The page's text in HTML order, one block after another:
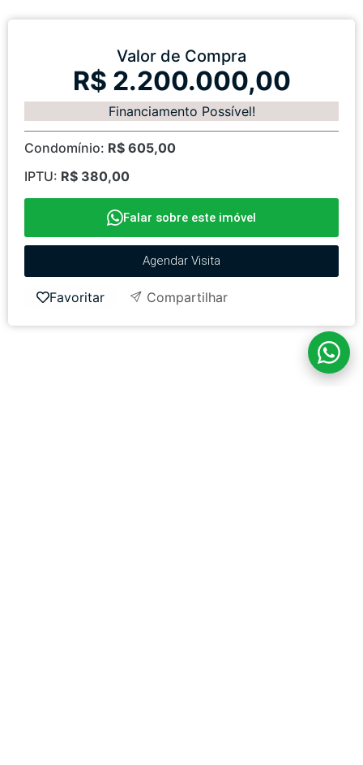
Valor de Compra
R$ 2.200.000,00
Financiamento Possível!
Condomínio: R$ 605,00
IPTU: R$ 380,00
Falar sobre este imóvel
Agendar Visita
Favoritar Compartilhar